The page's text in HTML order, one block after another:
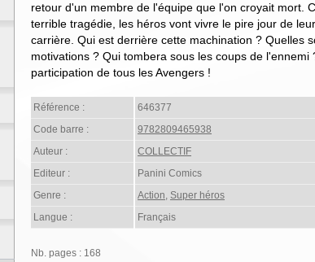
retour d'un membre de l'équipe que l'on croyait mort.
terrible tragédie, les héros vont vivre le pire jour de
carrière. Qui est derrière cette machination ? Quelles
motivations ? Qui tombera sous les coups de l'ennemi
participation de tous les Avengers !
Référence :
646377
Code barre :
9782809465938
Auteur :
COLLECTIF
Editeur :
Panini Comics
Genre :
Action, Super héros
Langue :
Français
Nb. pages : 168